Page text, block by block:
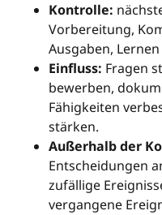
Kontrolle:
Vorbereitung,
Ausgaben,
Einfluss: Fragen
bewerben,
Fähigkeiten
stärken.
Außerhalb der
Entscheidungen
zufällige
vergangene